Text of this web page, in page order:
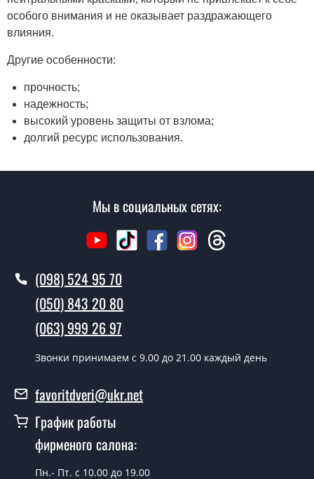
особого внимания и не оказывает раздражающего
влияния.
Другие особенности:
прочность;
надежность;
высокий уровень защиты от взлома;
долгий ресурс использования.
Мы в социальных сетях:
(098) 524 95 70
(050) 843 20 80
(063) 999 26 97
Звонки принимаем c 9.00 до 21.00 каждый день
favoritdveri@ukr.net
График работы
фирменого салона:
Пн.- Пт. с 10.00 до 19.00